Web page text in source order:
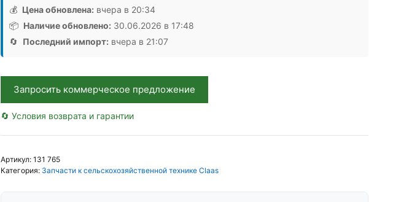
1250Lw
Rubena,
Аналог,
Чехия
💰 Цена обновлена: вчера в 20:34
📦 Наличие обновлено: 30.06.2026 в 17:48
🔄 Последний импорт: вчера в 21:07
Запросить коммерческое предложение
🔄 Условия возврата и гарантии
Артикул: 131 765
Категория: Запчасти к сельскохозяйственной технике Claas